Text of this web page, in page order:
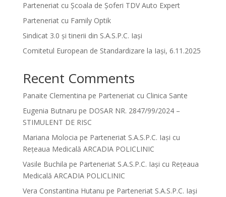
Parteneriat cu Școala de Șoferi TDV Auto Expert
Parteneriat cu Family Optik
Sindicat 3.0 și tinerii din S.A.S.P.C. Iași
Comitetul European de Standardizare la Iași, 6.11.2025
Recent Comments
Panaite Clementina pe Parteneriat cu Clinica Sante
Eugenia Butnaru pe DOSAR NR. 2847/99/2024 –
STIMULENT DE RISC
Mariana Molocia pe Parteneriat S.A.S.P.C. Iași cu
Rețeaua Medicală ARCADIA POLICLINIC
Vasile Buchila pe Parteneriat S.A.S.P.C. Iași cu Rețeaua
Medicală ARCADIA POLICLINIC
Vera Constantina Hutanu pe Parteneriat S.A.S.P.C. Iași